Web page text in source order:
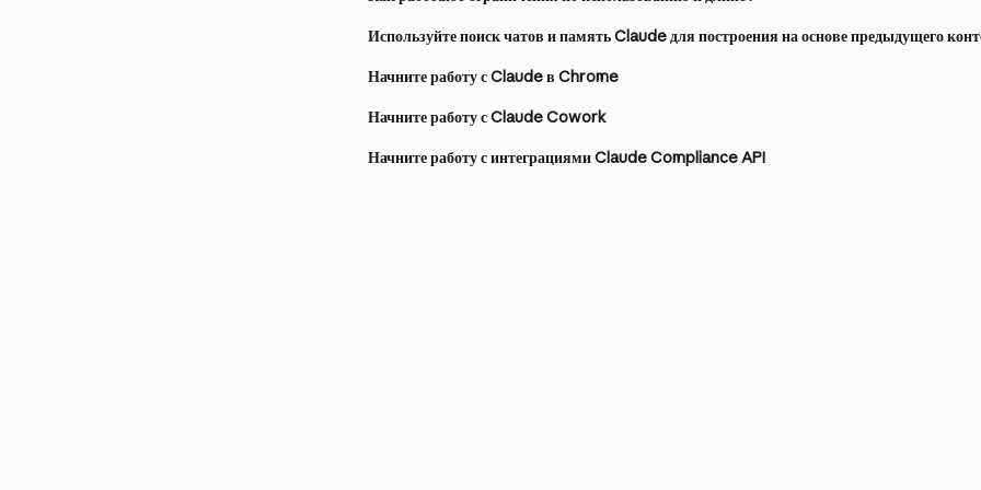
Используйте поиск чатов и память Claude для построения на основе предыдущего
Начните работу с Claude в Chrome
Начните работу с Claude Cowork
Начните работу с интеграциями Claude Compliance API